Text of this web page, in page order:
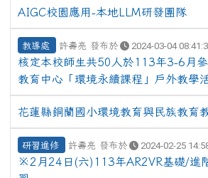
AIGC校園應用-本地LLM研發團隊
教導處 許壽亮 發布於 2024-03-04
核定本校師生共50人於113年3-6月
教育中心「環境永續課程」戶外教學
花蓮縣銅蘭國小環境教育與民族教育
研習進修 許壽亮 發布於 2024-02-25
※2月24日(六)113年AR2VR基礎/進